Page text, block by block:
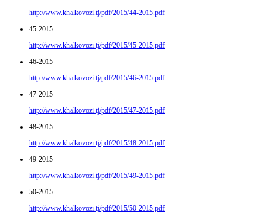
http://www.khalkovozi.tj/pdf/2015/44-2015.pdf
45-2015
http://www.khalkovozi.tj/pdf/2015/45-2015.pdf
46-2015
http://www.khalkovozi.tj/pdf/2015/46-2015.pdf
47-2015
http://www.khalkovozi.tj/pdf/2015/47-2015.pdf
48-2015
http://www.khalkovozi.tj/pdf/2015/48-2015.pdf
49-2015
http://www.khalkovozi.tj/pdf/2015/49-2015.pdf
50-2015
http://www.khalkovozi.tj/pdf/2015/50-2015.pdf